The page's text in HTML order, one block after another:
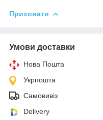
Приховати
Умови доставки
Нова Пошта
Укрпошта
Самовивіз
Delivery